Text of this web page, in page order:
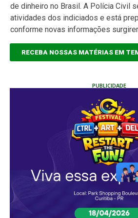
de dinheiro no Brasil. A Polícia Civil
atividades dos indiciados e está
conforme novas informações
RECEBA NOSSAS MATÉRIAS EM
PUBLICIDADE